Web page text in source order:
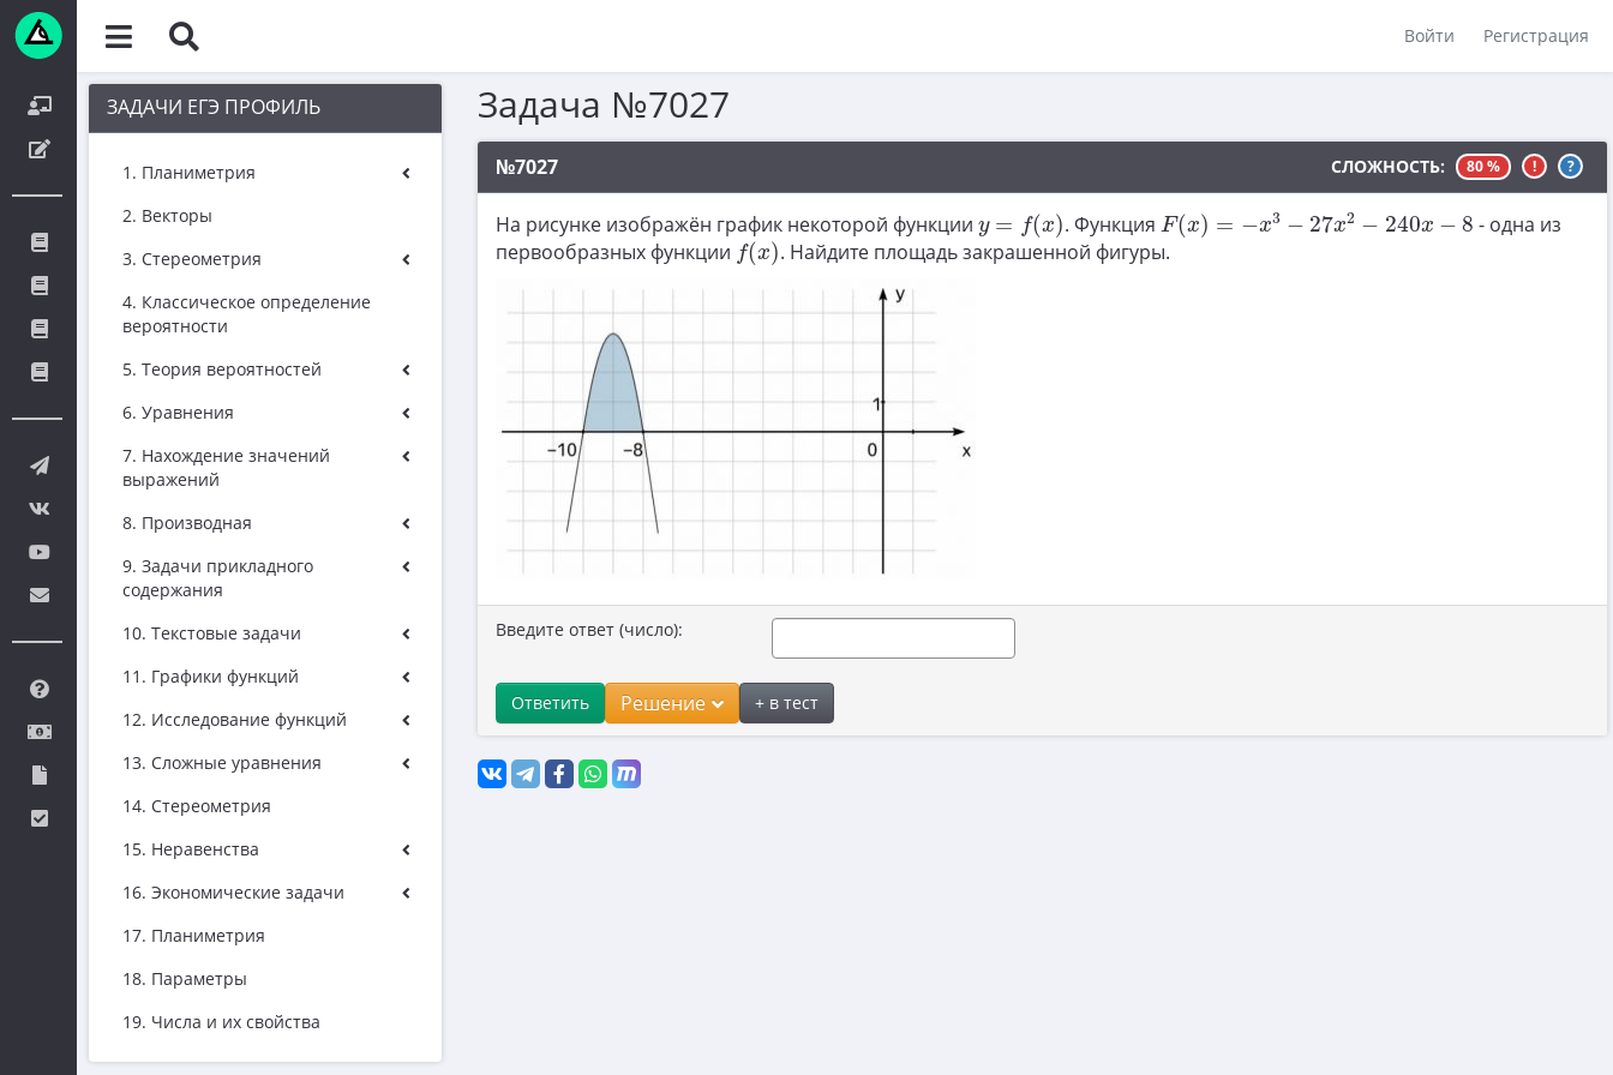
Войти Регистрация
ЗАДАЧИ ЕГЭ ПРОФИЛЬ
1. Планиметрия
2. Векторы
3. Стереометрия
4. Классическое определение
вероятности
5. Теория вероятностей
6. Уравнения
7. Нахождение значений
выражений
8. Производная
9. Задачи прикладного
содержания
10. Текстовые задачи
11. Графики функций
12. Исследование функций
13. Сложные уравнения
14. Стереометрия
15. Неравенства
16. Экономические задачи
17. Планиметрия
18. Параметры
19. Числа и их свойства
Задача №7027
№7027 СЛОЖНОСТЬ: 80 % ! ?
На рисунке изображён график некоторой функции y = f(x)
y= x) . Функция F(x) = −x3 − 27x2 − 240x − 8
F(x = 27 2−240 −8
- одна из
первообразных функции f(x)
f(x) . Найдите площадь закрашенной фигуры.
Введите ответ (число):
Ответить Решение + в тест